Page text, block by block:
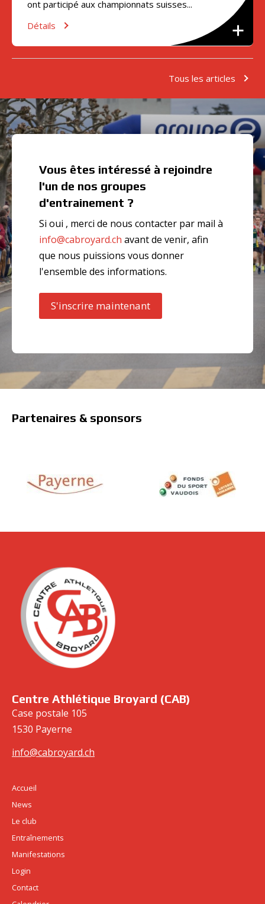
ont participé aux championnats suisses...
Détails
Tous les articles
Vous êtes intéressé à rejoindre
l'un de nos groupes
d'entrainement ?
Si oui , merci de nous contacter par mail à
info@cabroyard.ch avant de venir, afin
que nous puissions vous donner
l'ensemble des informations.
S'inscrire maintenant
Partenaires & sponsors
Centre Athlétique Broyard (CAB)
Case postale 105
1530 Payerne
info@cabroyard.ch
Accueil
News
Le club
Entraînements
Manifestations
Login
Contact